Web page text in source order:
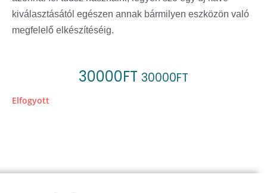
kiválasztásától egészen annak bármilyen eszközön való
megfelelő elkészítéséig.
30000FT 30000FT
Elfogyott